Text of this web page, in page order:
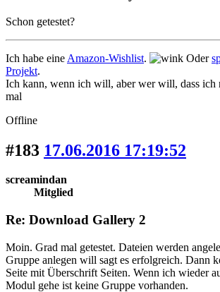
Schon getestet?
Ich habe eine Amazon-Wishlist. Oder
Projekt.
Ich kann, wenn ich will, aber wer will, dass ich
mal
Offline
#183 17.06.2016 17:19:52
screamindan
Mitglied
Re: Download Gallery 2
Moin. Grad mal getestet. Dateien werden
Gruppe anlegen will sagt es erfolgreich. Dann
Seite mit Überschrift Seiten. Wenn ich wieder
Modul gehe ist keine Gruppe vorhanden.